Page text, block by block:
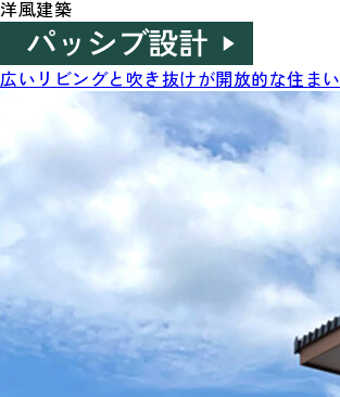
洋風建築
広いリビングと吹き抜けが開放的な住まい